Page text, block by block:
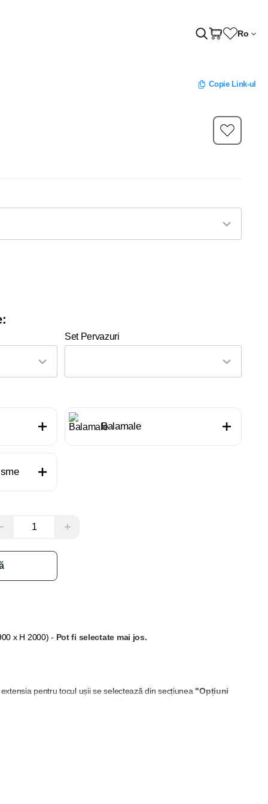
Ro
Copie Link-ul
Set Pervazuri
Balamale
+
x H 2000)- Pot fi selectate mai jos.
pentru tocul ușii se selectează din secțiunea "Opțiuni